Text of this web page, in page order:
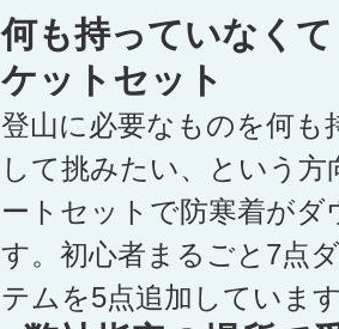
何も持っていなく
ケットセット
登山に必要なものを何も
して挑みたい、という
ートセットで防寒着が
す。初心者まるごと7点
テムを5点追加していま